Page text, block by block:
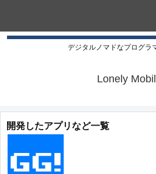
デジタルノマドなプログラ
Lonely
開発したアプリなど一覧